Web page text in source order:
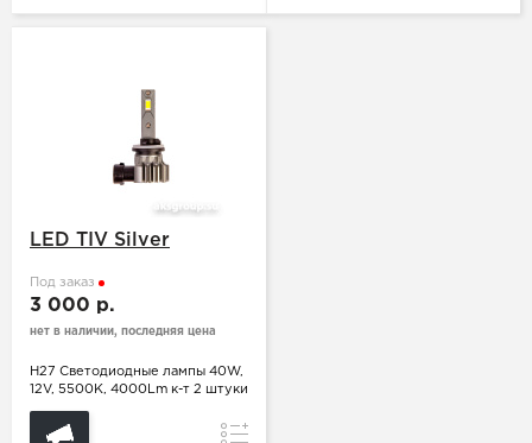
LED TIV Silver
Под заказ
3 000 р.
нет в наличии, последняя цена
H27 Светодиодные лампы 40W,
12V, 5500K, 4000Lm к-т 2 штуки
Сравнение